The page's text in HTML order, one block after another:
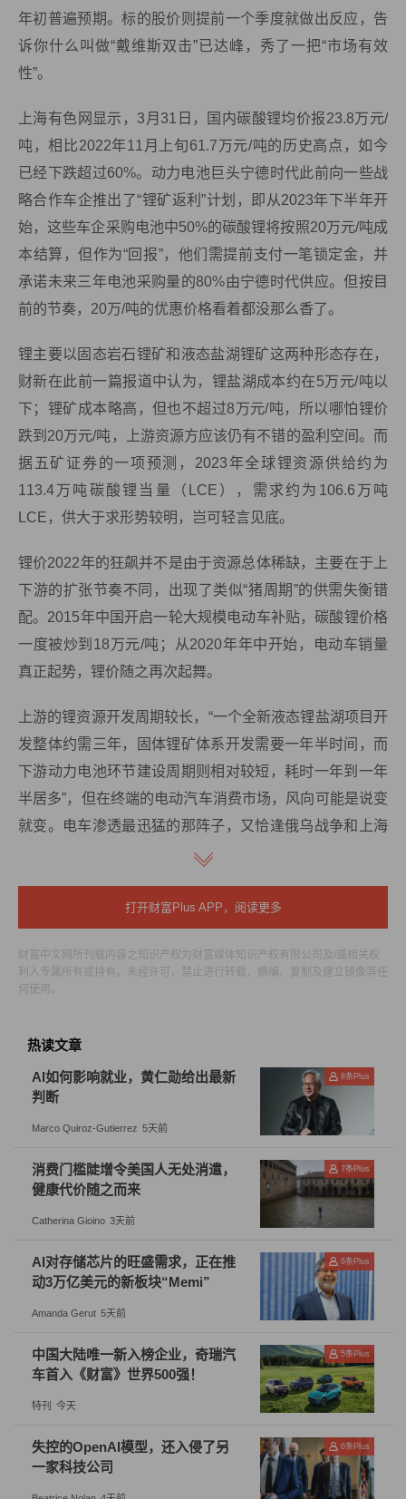
年初普遍预期。标的股价则提前一个季度就做出反应，告
诉你什么叫做“戴维斯双击”已达峰，秀了一把“市场有效
性”。
上海有色网显示，3月31日，国内碳酸锂均价报23.8万元/
吨，相比2022年11月上旬61.7万元/吨的历史高点，如今
已经下跌超过60%。动力电池巨头宁德时代此前向一些战
略合作车企推出了“锂矿返利”计划，即从2023年下半年开
始，这些车企采购电池中50%的碳酸锂将按照20万元/吨成
本结算，但作为“回报”，他们需提前支付一笔锁定金，并
承诺未来三年电池采购量的80%由宁德时代供应。但按目
前的节奏，20万/吨的优惠价格看着都没那么香了。
锂主要以固态岩石锂矿和液态盐湖锂矿这两种形态存在，
财新在此前一篇报道中认为，锂盐湖成本约在5万元/吨以
下；锂矿成本略高，但也不超过8万元/吨，所以哪怕锂价
跌到20万元/吨，上游资源方应该仍有不错的盈利空间。而
据五矿证券的一项预测，2023年全球锂资源供给约为
113.4万吨碳酸锂当量（LCE），需求约为106.6万吨
LCE，供大于求形势较明，岂可轻言见底。
锂价2022年的狂飙并不是由于资源总体稀缺，主要在于上
下游的扩张节奏不同，出现了类似“猪周期”的供需失衡错
配。2015年中国开启一轮大规模电动车补贴，碳酸锂价格
一度被炒到18万元/吨；从2020年年中开始，电动车销量
真正起势，锂价随之再次起舞。
上游的锂资源开发周期较长，“一个全新液态锂盐湖项目开
发整体约需三年，固体锂矿体系开发需要一年半时间，而
下游动力电池环节建设周期则相对较短，耗时一年到一年
半居多”，但在终端的电动汽车消费市场，风向可能是说变
就变。电车渗透最迅猛的那阵子，又恰逢俄乌战争和上海
疫情，特斯拉Model Y的实际等车周期一度高达匪夷所思
等到电车渗透势头趋稳，大量锂矿、动力电池产能才开始
落地释放，一诞生就进入痛苦的过剩阶段。纯电汽车的替
代速度应该已遇到一个阶段性瓶颈，会出现显著的渗透率
增幅衰减，所以今年重点得看储能等其他电池应用场景是
矛盾。2022年中国锂电池出货量占全球产量的69%，但锂
资源产量却只占全球的14.6%，对锂矿的整体对外依存度
巨。在中美角力、去全球化的大背景下，北美、澳洲这样
的重要矿源地对中国资本的歧视性限制预计会长期趋紧；
而阿根廷、智利、玻利维亚、刚果（金）、津巴布韦等南
美、非洲的资源大户，也存在着矿源国有化、民族主义情
绪、经济发展欠稳定、政策法治欠火候等潜在不确定性问
题。所以一旦发生外部黑天鹅事件，靠谱的锂矿源会再次
从长期来看，锂虽然被称为新能源时代的“白色石油”，但
与化石能源相比却算是可再生资源，锂电池回收技术的发
通过循环利用再进行二次供给，目前对这一技术前景虽无
精确预判但已有心理预期。根据麦肯锡此前的一项研究结
打开财富Plus APP，阅读更多
财富中文网所刊载内容之知识产权为财富媒体知识产权有限公司及/或相关权
利人专属所有或持有。未经许可，禁止进行转载、摘编、复制及建立镜像等任
何使用。
热读文章
8条Plus
Marco Quiroz-Gutierrez 5天前
AI如何影响就业，黄仁勋给出最新
判断
7条Plus
Catherina Gioino 3天前
消费门槛陡增令美国人无处消遣，
健康代价随之而来
6条Plus
Amanda Gerut 5天前
AI对存储芯片的旺盛需求，正在推
动3万亿美元的新板块“Memi”
5条Plus
特刊 今天
中国大陆唯一新入榜企业，奇瑞汽
车首入《财富》世界500强！
6条Plus
失控的OpenAI模型，还入侵了另
一家科技公司